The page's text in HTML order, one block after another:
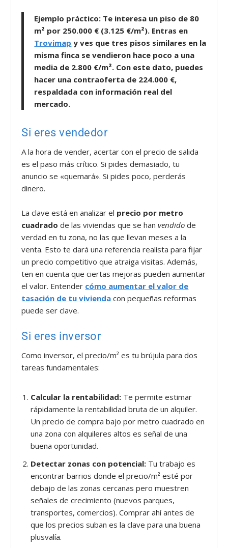
Ejemplo práctico: Te interesa un piso de 80
m² por 250.000 € (3.125 €/m²). Entras en
Trovimap y ves que tres pisos similares en la
misma finca se vendieron hace poco a una
media de 2.800 €/m². Con este dato, puedes
hacer una contraoferta de 224.000 €,
respaldada con información real del
mercado.
Si eres vendedor
A la hora de vender, acertar con el precio de salida
es el paso más crítico. Si pides demasiado, tu
anuncio se «quemará». Si pides poco, perderás
dinero.
La clave está en analizar el precio por metro
cuadrado de las viviendas que se hanvendido de
verdad en tu zona, no las que llevan meses a la
venta. Esto te dará una referencia realista para fijar
un precio competitivo que atraiga visitas. Además,
ten en cuenta que ciertas mejoras pueden aumentar
el valor. Entender cómo aumentar el valor de
tasación de tu vivienda con pequeñas reformas
puede ser clave.
Si eres inversor
Como inversor, el precio/m² es tu brújula para dos
tareas fundamentales:
Calcular la rentabilidad:Te permite estimar
rápidamente la rentabilidad bruta de un alquiler.
Un precio de compra bajo por metro cuadrado en
una zona con alquileres altos es señal de una
buena oportunidad.
Detectar zonas con potencial:Tu trabajo es
encontrar barrios donde el precio/m² esté por
debajo de las zonas cercanas pero muestren
señales de crecimiento (nuevos parques,
transportes, comercios). Comprar ahí antes de
que los precios suban es la clave para una buena
plusvalía.